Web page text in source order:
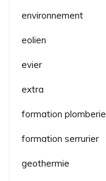
environnement
eolien
evier
extra
formation plomberie
formation serrurier
geothermie